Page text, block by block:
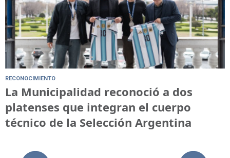
RECONOCIMIENTO
La Municipalidad reconoció a dos
platenses que integran el cuerpo
técnico de la Selección Argentina